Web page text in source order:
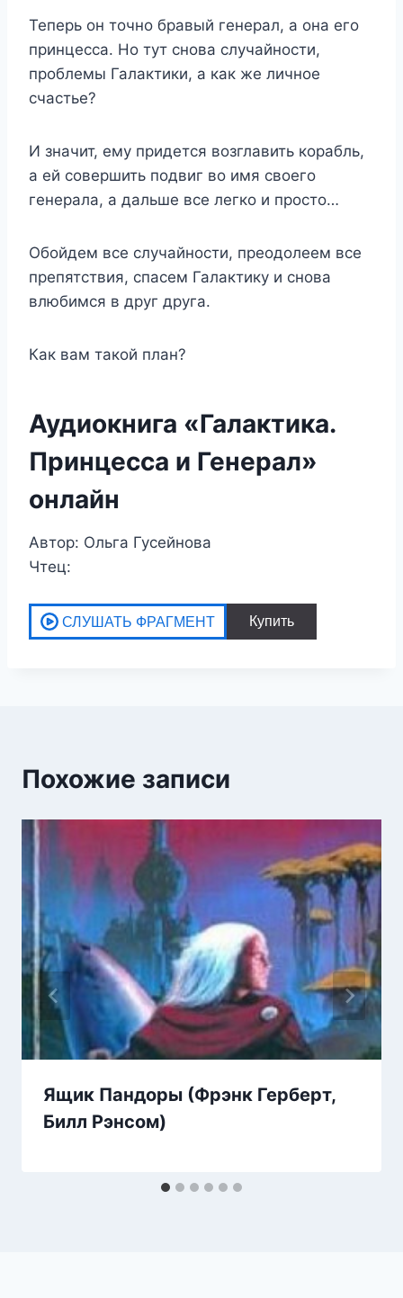
Теперь он точно бравый генерал, а она его
принцесса. Но тут снова случайности,
проблемы Галактики, а как же личное
счастье?
И значит, ему придется возглавить корабль,
а ей совершить подвиг во имя своего
генерала, а дальше все легко и просто…
Обойдем все случайности, преодолеем все
препятствия, спасем Галактику и снова
влюбимся в друг друга.
Как вам такой план?
Аудиокнига «Галактика.
Принцесса и Генерал»
онлайн
Автор: Ольга Гусейнова
Чтец:
Похожие записи
Ящик Пандоры (Фрэнк Герберт,
Билл Рэнсом)